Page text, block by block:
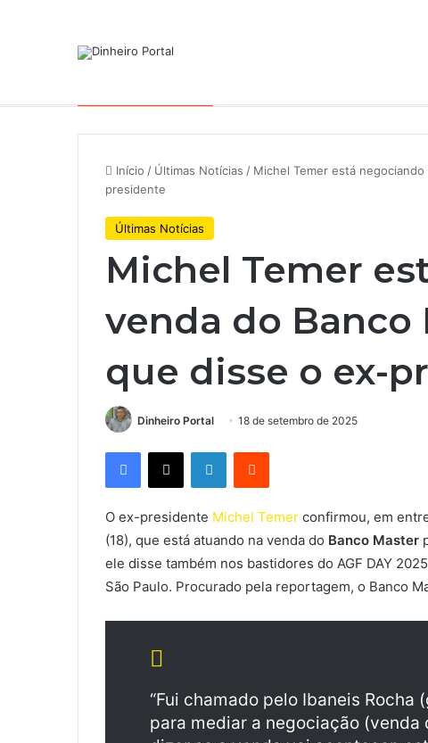
Início / Últimas Notícias / Michel Temer está
presidente
Últimas Notícias
Michel Temer
venda do Banco
que disse o ex-
Dinheiro Portal 18 de setembro de 2025
Facebook
X LinkedinReddit
O ex-presidente Michel Temer confirmou, em
(18), que está atuando na venda do Banco Master
ele disse também nos bastidores do AGF DAY
São Paulo. Procurado pela reportagem, o Banco
“Fui chamado pelo Ibaneis
para mediar a negociação (venda